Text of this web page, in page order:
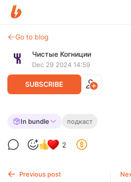
Go to blog
Чистые Когниции
Dec 29 2024 14:59
SUBSCRIBE
Четвертый выпуск
In bundle подкаст
2
Previous post